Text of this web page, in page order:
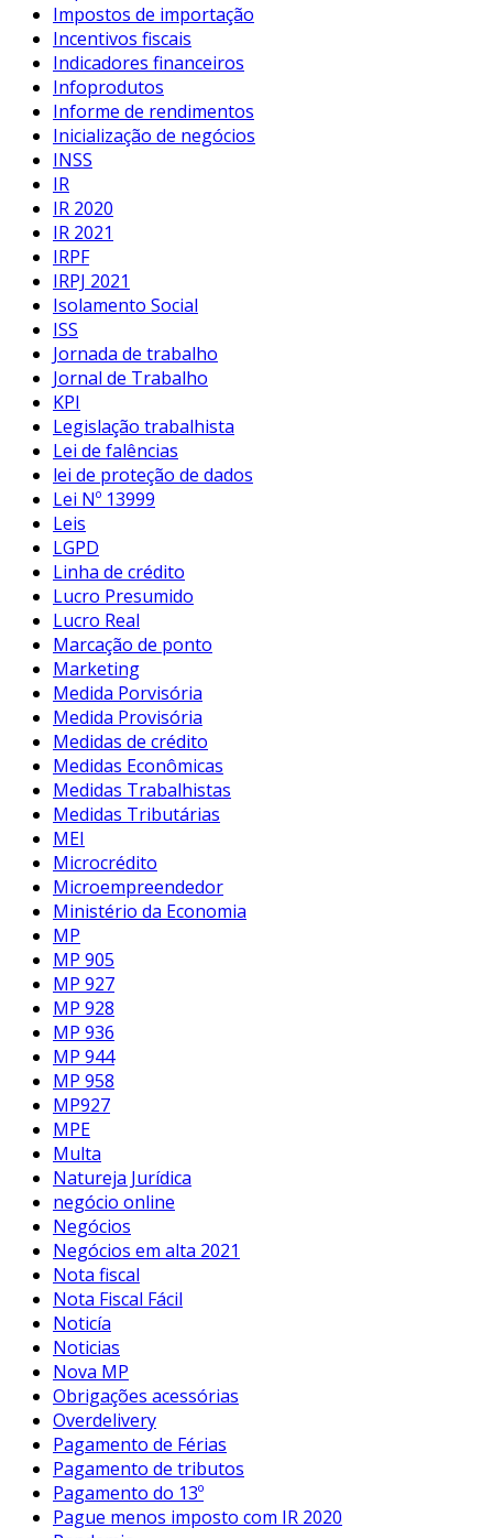
Impostos de importação
Incentivos fiscais
Indicadores financeiros
Infoprodutos
Informe de rendimentos
Inicialização de negócios
INSS
IR
IR 2020
IR 2021
IRPF
IRPJ 2021
Isolamento Social
ISS
Jornada de trabalho
Jornal de Trabalho
KPI
Legislação trabalhista
Lei de falências
lei de proteção de dados
Lei Nº 13999
Leis
LGPD
Linha de crédito
Lucro Presumido
Lucro Real
Marcação de ponto
Marketing
Medida Porvisória
Medida Provisória
Medidas de crédito
Medidas Econômicas
Medidas Trabalhistas
Medidas Tributárias
MEI
Microcrédito
Microempreendedor
Ministério da Economia
MP
MP 905
MP 927
MP 928
MP 936
MP 944
MP 958
MP927
MPE
Multa
Natureja Jurídica
negócio online
Negócios
Negócios em alta 2021
Nota fiscal
Nota Fiscal Fácil
Noticía
Noticias
Nova MP
Obrigações acessórias
Overdelivery
Pagamento de Férias
Pagamento de tributos
Pagamento do 13º
Pague menos imposto com IR 2020